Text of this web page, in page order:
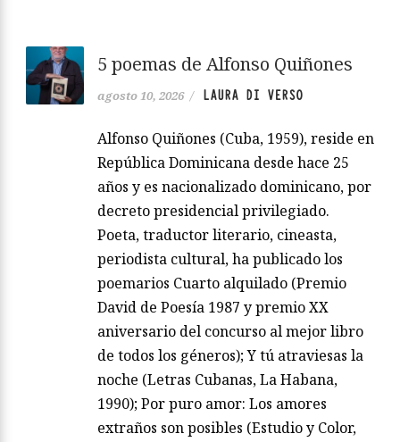
5 poemas de Alfonso Quiñones
agosto 10, 2026 / LAURA DI VERSO
Alfonso Quiñones (Cuba, 1959), reside en
República Dominicana desde hace 25
años y es nacionalizado dominicano, por
decreto presidencial privilegiado.
Poeta, traductor literario, cineasta,
periodista cultural, ha publicado los
poemarios Cuarto alquilado (Premio
David de Poesía 1987 y premio XX
aniversario del concurso al mejor libro
de todos los géneros); Y tú atraviesas la
noche (Letras Cubanas, La Habana,
1990); Por puro amor: Los amores
extraños son posibles (Estudio y Color,